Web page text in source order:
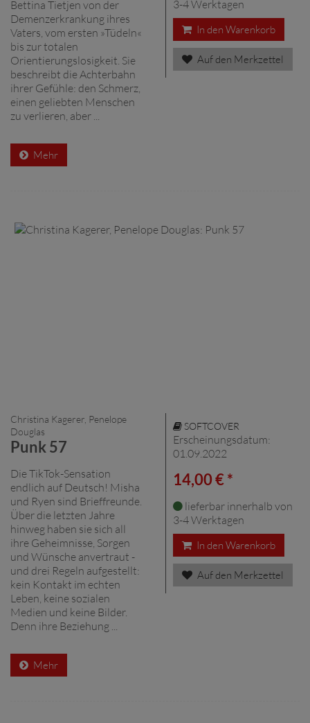
Bettina Tietjen von der
Demenzerkrankung ihres
Vaters, vom ersten »Tüdeln«
bis zur totalen
Orientierungslosigkeit. Sie
beschreibt die Achterbahn
ihrer Gefühle: den Schmerz,
einen geliebten Menschen
zu verlieren, aber ...
Mehr
3-4 Werktagen
In den Warenkorb
Auf den Merkzettel
Christina Kagerer, Penelope
Douglas
Punk 57
Die TikTok-Sensation
endlich auf Deutsch! Misha
und Ryen sind Brieffreunde.
Über die letzten Jahre
hinweg haben sie sich all
ihre Geheimnisse, Sorgen
und Wünsche anvertraut -
und drei Regeln aufgestellt:
kein Kontakt im echten
Leben, keine sozialen
Medien und keine Bilder.
Denn ihre Beziehung ...
Mehr
SOFTCOVER
Erscheinungsdatum:
01.09.2022
14,00 € *
lieferbar innerhalb von
3-4 Werktagen
In den Warenkorb
Auf den Merkzettel